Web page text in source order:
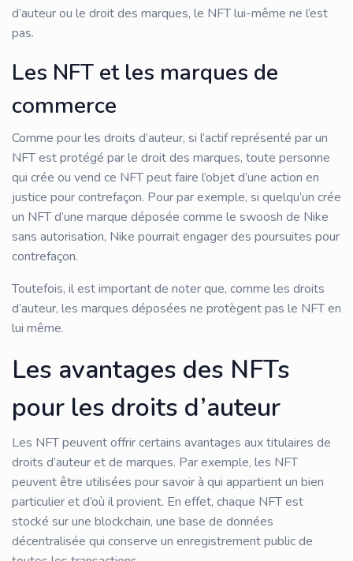
d’auteur ou le droit des marques, le NFT lui-même ne l’est
pas.
Les NFT et les marques de
commerce
Comme pour les droits d’auteur, si l’actif représenté par un
NFT est protégé par le droit des marques, toute personne
qui crée ou vend ce NFT peut faire l’objet d’une action en
justice pour contrefaçon. Pour par exemple, si quelqu’un crée
un NFT d’une marque déposée comme le swoosh de Nike
sans autorisation, Nike pourrait engager des poursuites pour
contrefaçon.
Toutefois, il est important de noter que, comme les droits
d’auteur, les marques déposées ne protègent pas le NFT en
lui même.
Les avantages des NFTs
pour les droits d’auteur
Les NFT peuvent offrir certains avantages aux titulaires de
droits d’auteur et de marques. Par exemple, les NFT
peuvent être utilisées pour savoir à qui appartient un bien
particulier et d’où il provient. En effet, chaque NFT est
stocké sur une blockchain, une base de données
décentralisée qui conserve un enregistrement public de